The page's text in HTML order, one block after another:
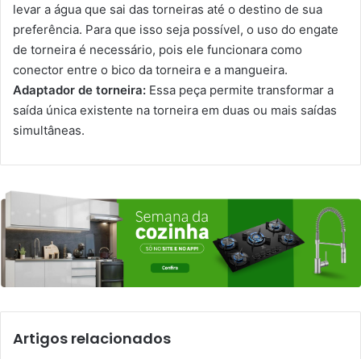
levar a água que sai das torneiras até o destino de sua
preferência. Para que isso seja possível, o uso do engate
de torneira é necessário, pois ele funcionara como
conector entre o bico da torneira e a mangueira.
Adaptador de torneira: Essa peça permite transformar a
saída única existente na torneira em duas ou mais saídas
simultâneas.
Artigos relacionados